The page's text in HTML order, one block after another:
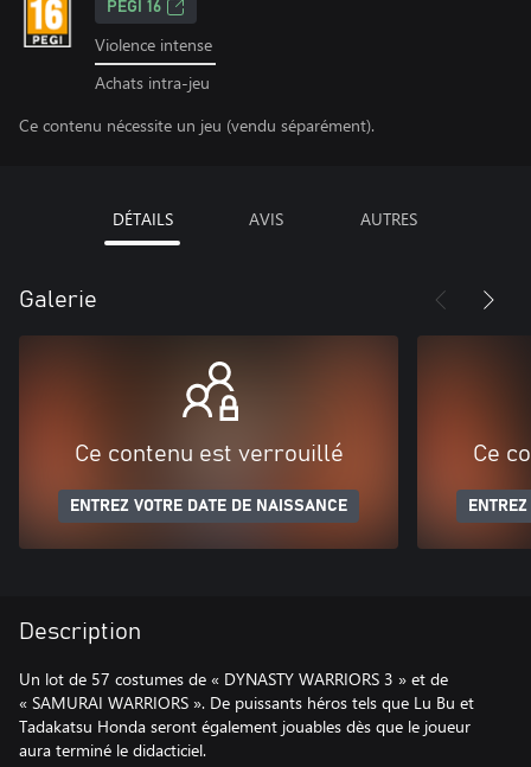
PEGI 16
Violence intense
Achats intra-jeu
Ce contenu nécessite un jeu (vendu séparément).
DÉTAILS AVIS AUTRES
Galerie
Ce contenu est verrouillé
ENTREZ VOTRE DATE DE NAISSANCE
Ce
Description
Un lot de 57 costumes de « DYNASTY WARRIORS 3 » et de
« SAMURAI WARRIORS ». De puissants héros tels que Lu Bu et
Tadakatsu Honda seront également jouables dès que le joueur
aura terminé le didacticiel.